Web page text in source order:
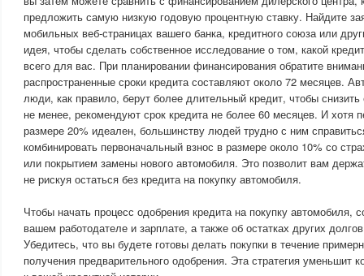
предложить самую низкую годовую процентную ставку. Найдите
мобильных веб-страницах вашего банка, кредитного союза или
идея, чтобы сделать собственное исследование о том, какой
всего для вас. При планировании финансирования обратите
распространенные сроки кредита составляют около 72 месяцев.
люди, как правило, берут более длительный кредит, чтобы
не менее, рекомендуют срок кредита не более 60 месяцев. И хотя
размере 20% идеален, большинству людей трудно с ним
комбинировать первоначальный взнос в размере около 10% со
или покрытием замены нового автомобиля. Это позволит вам
не рискуя остаться без кредита на покупку автомобиля.
Чтобы начать процесс одобрения кредита на покупку автомобиля,
вашем работодателе и зарплате, а также об остатках других
Убедитесь, что вы будете готовы делать покупки в течение
получения предварительного одобрения. Эта стратегия уменьшит